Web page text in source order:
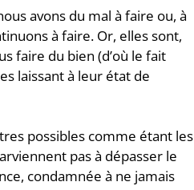
avons du mal à faire ou, à
à faire. Or, elles sont,
faire du bien (d’où le fait
laissant à leur état de
possibles comme étant les
pas à dépasser le
condamnée à ne jamais